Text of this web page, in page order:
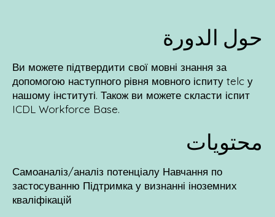
حول الدورة
Ви можете підтвердити свої мовні знання за
допомогою наступного рівня мовного іспиту telc у
нашому інституті. Також ви можете скласти іспит
ICDL Workforce Base.
محتويات
Самоаналіз/аналіз потенціалу Навчання по
застосуванню Підтримка у визнанні іноземних
кваліфікацій